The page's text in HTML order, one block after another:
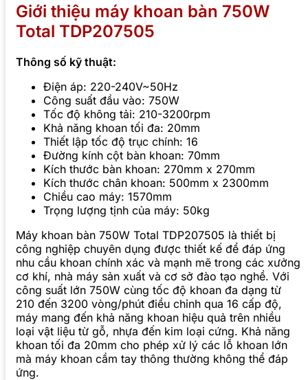
Giới thiệu máy khoan bàn 750W
Total TDP207505
Thông số kỹ thuật:
Điện áp: 220-240V~50Hz
Công suất đầu vào: 750W
Tốc độ không tải: 210-3200rpm
Khả năng khoan tối đa: 20mm
Thiết lập tốc độ trục chính: 16
Đường kính cột bàn khoan: 70mm
Kích thước bàn khoan: 270mm x 270mm
Kích thước chân khoan: 500mm x 2300mm
Chiều cao máy: 1570mm
Trọng lượng tịnh của máy: 50kg
Máy khoan bàn 750W Total TDP207505 là thiết bị
công nghiệp chuyên dụng được thiết kế để đáp ứng
nhu cầu khoan chính xác và mạnh mẽ trong các xưởng
cơ khí, nhà máy sản xuất và cơ sở đào tạo nghề. Với
công suất lớn 750W cùng tốc độ khoan đa dạng từ
210 đến 3200 vòng/phút điều chỉnh qua 16 cấp độ,
máy mang đến khả năng khoan hiệu quả trên nhiều
loại vật liệu từ gỗ, nhựa đến kim loại cứng. Khả năng
khoan tối đa 20mm cho phép xử lý các lỗ khoan lớn
mà máy khoan cầm tay thông thường không thể đáp
ứng.